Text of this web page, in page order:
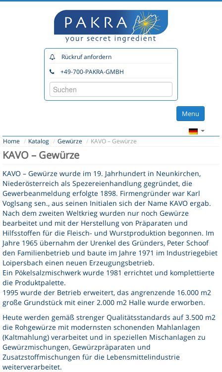
Rückruf anfordern
+49-700-PAKRA-GMBH
Menu
Katalog
Unsere Partner
Beratung
Planung
Service
Kontakt
Home / Katalog / Gewürze / KAVO – Gewürze
KAVO – Gewürze
KAVO – Gewürze wurde im 19. Jahrhundert in Neunkirchen,
Niederösterreich als Spezereienhandlung gegründet, die
Gewerbeanmeldung erfolgte 1898. Firmengründer war Karl
Voglsang sen., aus seinen Initialen sich der Name KAVO ergab.
Nach dem zweiten Weltkrieg wurden nur noch Gewürze
bearbeitet und mit der Herstellung von Präparaten und
Hilfsstoffen für die Fleisch- und Wurstproduktion begonnen. Im
Jahre 1965 übernahm der Urenkel des Gründers, Peter Schoof
den Familienbetrieb und baute im Jahre 1971 im Industriegebiet
Loipersbach einen neuen Erzeugungsbetrieb.
Ein Pökelsalzmischwerk wurde 1981 errichtet und komplettierte
die Produktpalette.
1995 wurde der Betrieb erweitert, das angrenzende 16.000 m2
große Grundstück mit einer 2.000 m2 Halle wurde erworben.
Heute werden gemäß strenger Qualitätsstandards auf 3.500 m2
die Rohgewürze mit modernsten schonenden Mahlanlagen
(Kaltmahlung) verarbeitet und in speziellen Mischanlagen zu
Gewürzmischungen, Gewürzpräparaten und
Zusatzstoffmischungen für die Lebensmittelindustrie
weiterverarbeitet.